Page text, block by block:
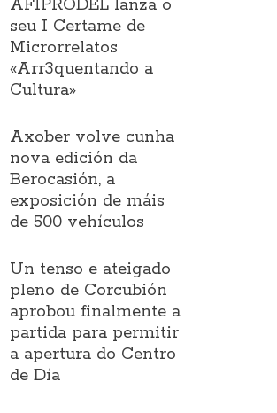
AFIPRODEL lanza o
seu I Certame de
Microrrelatos
«Arr3quentando a
Cultura»
Axober volve cunha
nova edición da
Berocasión, a
exposición de máis
de 500 vehículos
Un tenso e ateigado
pleno de Corcubión
aprobou finalmente a
partida para permitir
a apertura do Centro
de Día